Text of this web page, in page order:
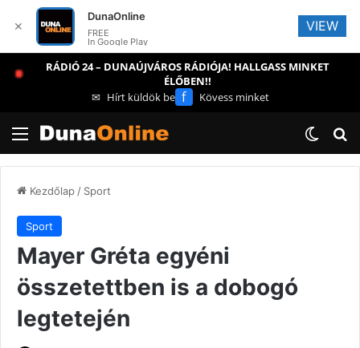
RÁDIÓ 24 – DUNAÚJVÁROS RÁDIÓJA! HALLGASS MINKET
ÉLŐBEN!!
✉ Hírt küldök be f Kövess minket
Menü
Kezdőlap/ Sport
Sport
Mayer Gréta egyéni
összetettben is a dobogó
legtetején
✕
DunaOnline
FREE
In Google Play
VIEW